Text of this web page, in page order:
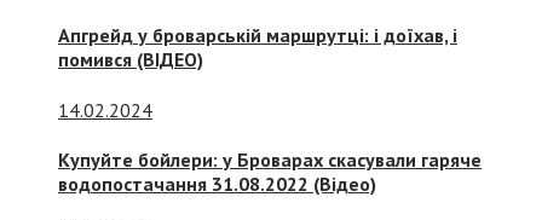
Апгрейд у броварській маршрутці: і доїхав, і
помився (ВІДЕО)
14.02.2024
Купуйте бойлери: у Броварах скасували гаряче
водопостачання 31.08.2022 (Відео)